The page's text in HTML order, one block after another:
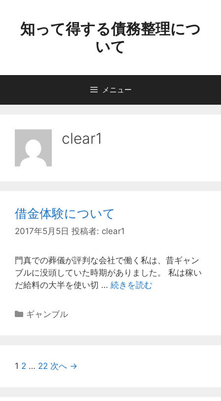
ッ
知って得する債務整理につ
いて
メニュー
clear1
借金体験について
2017年5月5日 投稿者: clear1
門真での葬儀が評判な会社で働く私は、昔ギャン
ブルに没頭していた時期がありました。 私は稼い
だ給料の大半を使い切 … 続きを読む
カ
ギャンブル
投
1 2 … 22 次へ →